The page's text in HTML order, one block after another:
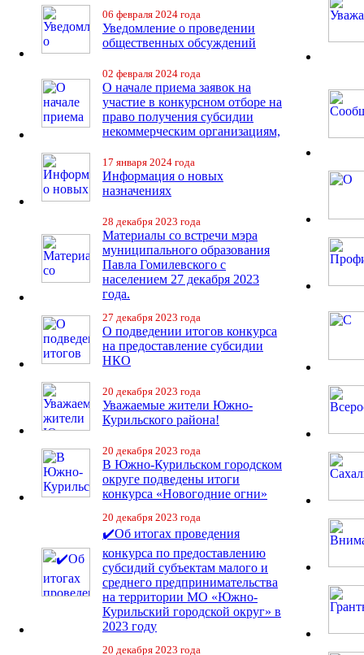
06 февраля 2024 года
Уведомление о проведении
общественных обсуждений
02 февраля 2024 года
О начале приема заявок на
участие в конкурсном отборе на
право получения субсидии
некоммерческим организациям,
17 января 2024 года
Информация о новых
назначениях
28 декабря 2023 года
Материалы со встречи мэра
муниципального образования
Павла Гомилевского с
населением 27 декабря 2023
года.
27 декабря 2023 года
О подведении итогов конкурса
на предоставление субсидии
НКО
20 декабря 2023 года
Уважаемые жители Южно-
Курильского района!
20 декабря 2023 года
В Южно-Курильском городском
округе подведены итоги
конкурса «Новогодние огни»
20 декабря 2023 года
✔️Об итогах проведения
конкурса по предоставлению
субсидий субъектам малого и
среднего предпринимательства
на территории МО «Южно-
Курильский городской округ» в
2023 году
20 декабря 2023 года